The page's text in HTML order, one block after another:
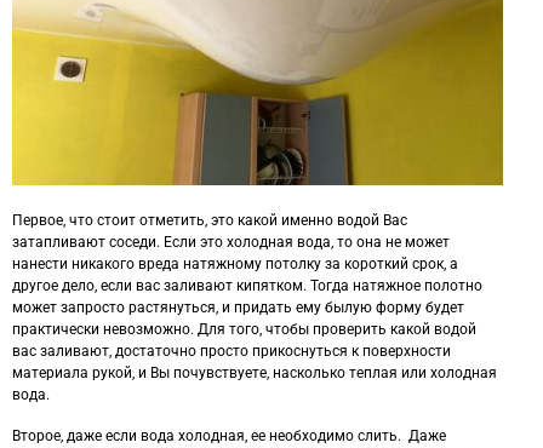
Первое, что стоит отметить, это какой именно водой Вас
затапливают соседи. Если это холодная вода, то она не может
нанести никакого вреда натяжному потолку за короткий срок, а
другое дело, если вас заливают кипятком. Тогда натяжное полотно
может запросто растянуться, и придать ему былую форму будет
практически невозможно. Для того, чтобы проверить какой водой
вас заливают, достаточно просто прикоснуться к поверхности
материала рукой, и Вы почувствуете, насколько теплая или холодная
вода.
Второе, даже если вода холодная, ее необходимо слить. Даже